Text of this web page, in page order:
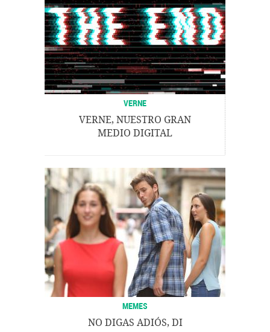
VERNE
VERNE, NUESTRO GRAN
MEDIO DIGITAL
MEMES
NO DIGAS ADIÓS, DI